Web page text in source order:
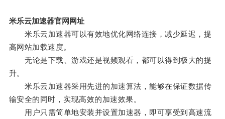
米乐云加速器官网网址
米乐云加速器可以有效地优化网络连接，减少延迟，提
高网站加载速度。
无论是下载、游戏还是视频观看，都可以得到极大的提
升。
米乐云加速器采用先进的加速算法，能够在保证数据传
输安全的同时，实现高效的加速效果。
用户只需简单地安装并设置加速器，即可享受到高速流